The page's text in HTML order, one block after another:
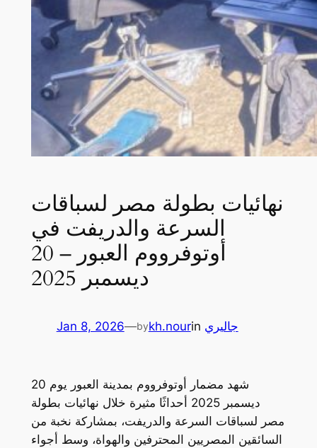
نهائيات بطولة مصر لسباقات
السرعة والدريفت في
أوتوفرووم العبور – 20
ديسمبر 2025
Jan 8, 2026—bykh.nourin جاليري
شهد مضمار أوتوفرووم بمدينة العبور يوم 20
ديسمبر 2025 أحداثًا مثيرة خلال نهائيات بطولة
مصر لسباقات السرعة والدريفت، بمشاركة نخبة من
السائقين المصريين المحترفين والهواة، وسط أجواء